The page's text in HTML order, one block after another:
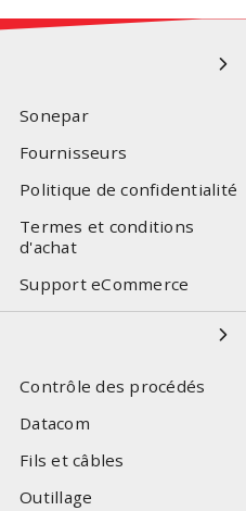
Sonepar
Fournisseurs
Politique de confidentialité
Termes et conditions
d'achat
Support eCommerce
Contrôle des procédés
Datacom
Fils et câbles
Outillage